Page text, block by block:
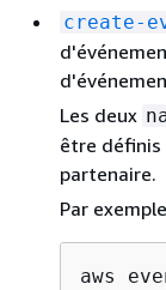
create-
Les deux
être définis
partenaire.
Par
aws